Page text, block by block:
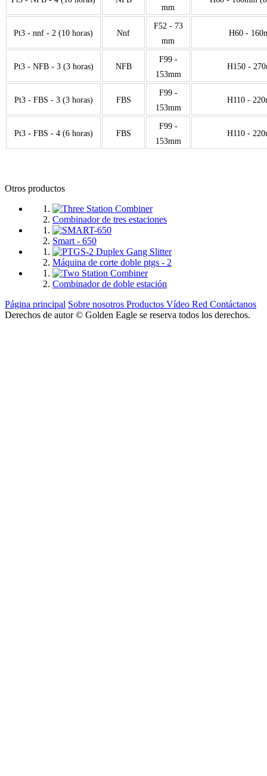
mm
Pt3 - nnf - 2 (10 horas) Nnf
F52 - 73
mm
H60 -
Pt3 - NFB - 3 (3 horas) NFB
F99 -
153mm
H150 -
Pt3 - FBS - 3 (3 horas) FBS
F99 -
153mm
H110 -
Pt3 - FBS - 4 (6 horas) FBS
F99 -
153mm
H110 -
Otros productos
Combinador de tres estaciones
Smart - 650
Máquina de corte doble ptgs - 2
Combinador de doble estación
Página principal Sobre nosotros Productos Vídeo Red Contáctanos
Derechos de autor © Golden Eagle se reserva todos los derechos.